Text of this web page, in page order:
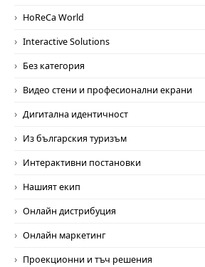
HoReCa World
Interactive Solutions
Без категория
Видео стени и професионални екрани
Дигитална идентичност
Из българския туризъм
Интерактивни постановки
Нашият екип
Онлайн дистрибуция
Онлайн маркетинг
Проекционни и тъч решения